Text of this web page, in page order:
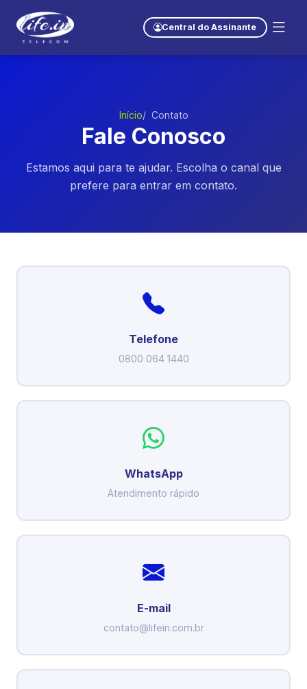
Central do Assinante
Início Contato
Fale Conosco
Estamos aqui para te ajudar. Escolha o canal que
prefere para entrar em contato.
Telefone
0800 064 1440
WhatsApp
Atendimento rápido
E-mail
contato@lifein.com.br